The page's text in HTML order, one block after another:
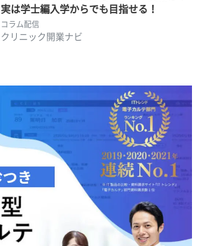
実は学士編入学からでも目指せる！
コラム配信
クリニック開業ナビ